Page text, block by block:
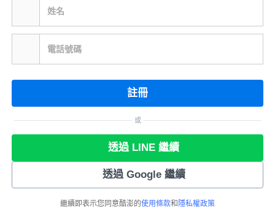
姓名
電話號碼
註冊
或
透過 LINE 繼續
透過 Google 繼續
繼續即表示您同意酷澎的使用條款和 隱私權政策